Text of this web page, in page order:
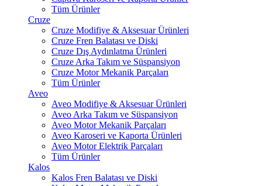
Tüm Ürünler
Cruze
Cruze Modifiye & Aksesuar Ürünleri
Cruze Fren Balatası ve Diski
Cruze Dış Aydınlatma Ürünleri
Cruze Arka Takım ve Süspansiyon
Cruze Motor Mekanik Parçaları
Tüm Ürünler
Aveo
Aveo Modifiye & Aksesuar Ürünleri
Aveo Arka Takım ve Süspansiyon
Aveo Motor Mekanik Parçaları
Aveo Karoseri ve Kaporta Ürünleri
Aveo Motor Elektrik Parçaları
Tüm Ürünler
Kalos
Kalos Fren Balatası ve Diski